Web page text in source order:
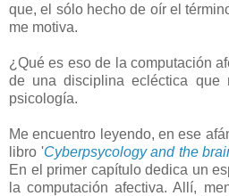
que, el sólo hecho de oír el
me motiva.
¿Qué es eso de la computación
de una disciplina ecléctica que
psicología.
Me encuentro leyendo, en ese
libro 'Cyberpsycology and the
En el primer capítulo dedica un
la computación afectiva. Allí,